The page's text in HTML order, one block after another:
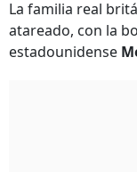
La familia real
atareado, con la
estadounidense